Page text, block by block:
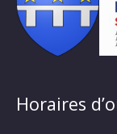
Horaires